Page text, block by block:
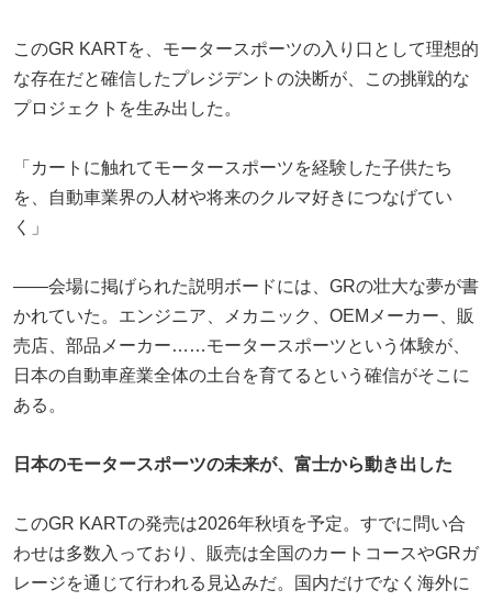
このGR KARTを、モータースポーツの入り口として理想的
な存在だと確信したプレジデントの決断が、この挑戦的な
プロジェクトを生み出した。
「カートに触れてモータースポーツを経験した子供たち
を、自動車業界の人材や将来のクルマ好きにつなげてい
く」
——会場に掲げられた説明ボードには、GRの壮大な夢が書
かれていた。エンジニア、メカニック、OEMメーカー、販
売店、部品メーカー……モータースポーツという体験が、
日本の自動車産業全体の土台を育てるという確信がそこに
ある。
日本のモータースポーツの未来が、富士から動き出した
このGR KARTの発売は2026年秋頃を予定。すでに問い合
わせは多数入っており、販売は全国のカートコースやGRガ
レージを通じて行われる見込みだ。国内だけでなく海外に